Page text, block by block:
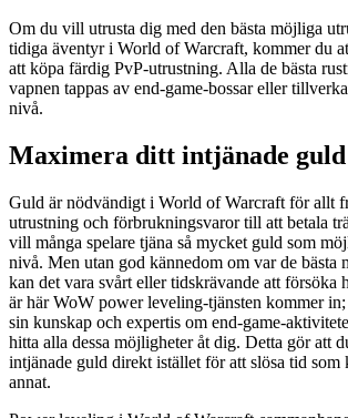
Om du vill utrusta dig med den bästa möjliga
tidiga äventyr i World of Warcraft, kommer du
att köpa färdig PvP-utrustning. Alla de bästa
vapnen tappas av end-game-bossar eller
nivå.
Maximera ditt intjänade guld
Guld är nödvändigt i World of Warcraft för allt
utrustning och förbrukningsvaror till att betala
vill många spelare tjäna så mycket guld som
nivå. Men utan god kännedom om var de bästa
kan det vara svårt eller tidskrävande att försöka
är här WoW power leveling-tjänsten kommer in;
sin kunskap och expertis om end-game-
hitta alla dessa möjligheter åt dig. Detta gör att
intjänade guld direkt istället för att slösa tid som
annat.